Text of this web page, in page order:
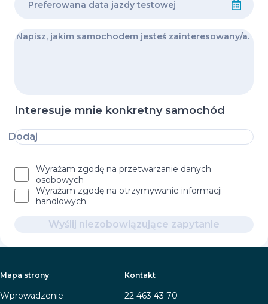
Interesuje mnie konkretny samochód
Dodaj
Wyrażam zgodę na przetwarzanie danych
osobowych
Wyrażam zgodę na otrzymywanie informacji
handlowych.
Wyślij niezobowiązujące zapytanie
Mapa strony
Wprowadzenie
Kontakt
22 463 43 70